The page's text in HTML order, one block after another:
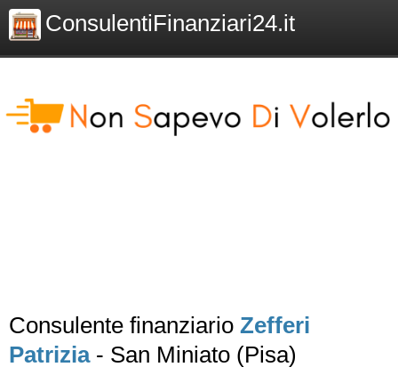
ConsulentiFinanziari24.it
Consulente finanziario Zefferi
Patrizia- San Miniato (Pisa)